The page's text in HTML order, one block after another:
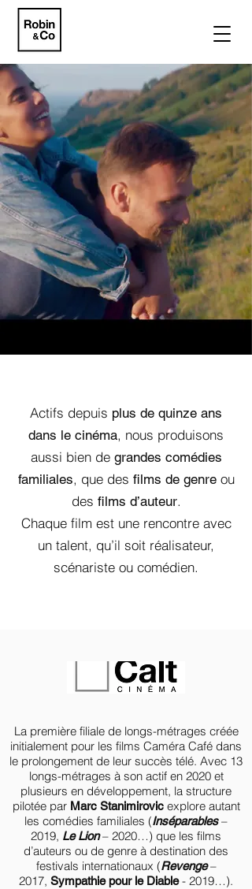
Actifs depuis plus de quinze ans
dans le cinéma, nous produisons
aussi bien de grandes comédies
familiales, que des films de genreou
des films d’auteur.
Chaque film est une rencontre avec
un talent, qu’il soit réalisateur,
scénariste ou comédien.
La première filiale de longs-métrages créée
initialement pour les films Caméra Café dans
le prolongement de leur succès télé. Avec 13
longs-métrages à son actif en 2020 et
plusieurs en développement, la structure
pilotée par Marc Stanimirovicexplore autant
les comédies familiales (Inséparables–
2019, Le Lion– 2020…) que les films
d’auteurs ou de genre à destination des
festivals internationaux (Revenge–
2017, Sympathie pour le Diable- 2019…).